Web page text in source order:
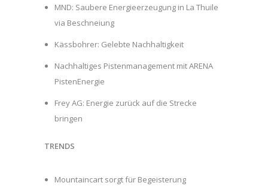
MND: Saubere Energieerzeugung in La Thuile
via Beschneiung
Kässbohrer: Gelebte Nachhaltigkeit
Nachhaltiges Pistenmanagement mit ARENA
PistenEnergie
Frey AG: Energie zurück auf die Strecke
bringen
TRENDS
Mountaincart sorgt für Begeisterung